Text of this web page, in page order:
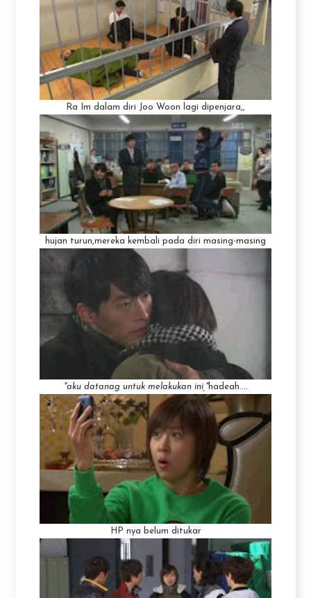
Ra Im dalam diri Joo Woon lagi dipenjara,,
hujan turun,mereka kembali pada diri masing-masing
"aku datanag untuk melakukan ini,"hadeah....
HP nya belum ditukar